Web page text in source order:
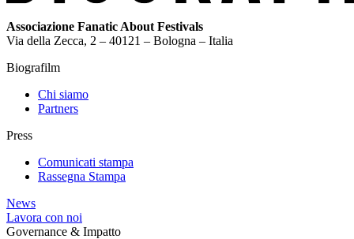
Associazione Fanatic About Festivals
Via della Zecca, 2 – 40121 – Bologna – Italia
Biografilm
Chi siamo
Partners
Press
Comunicati stampa
Rassegna Stampa
News
Lavora con noi
Governance & Impatto